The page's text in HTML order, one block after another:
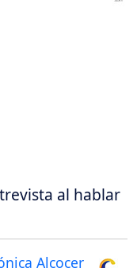
al hablar